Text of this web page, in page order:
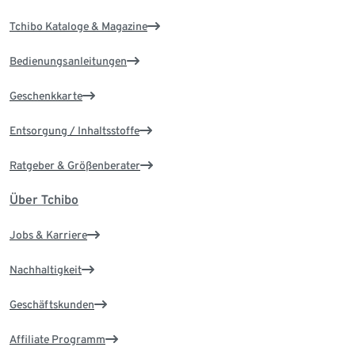
Tchibo Kataloge & Magazine
Bedienungsanleitungen
Geschenkkarte
Entsorgung / Inhaltsstoffe
Ratgeber & Größenberater
Über Tchibo
Jobs & Karriere
Nachhaltigkeit
Geschäftskunden
Affiliate Programm